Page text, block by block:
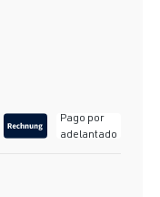
Pago por
adelantado